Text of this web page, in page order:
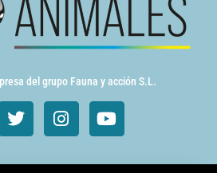
del grupo Fauna y acción S.L.